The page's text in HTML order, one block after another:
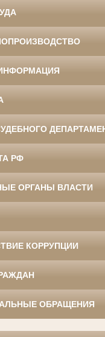
РФ
ОРГАНЫ ВЛАСТИ
КОРРУПЦИИ
ОБРАЩЕНИЯ